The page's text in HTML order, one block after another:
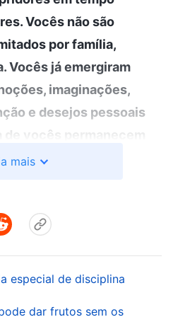
Vocês não são
por família,
Vocês já emergiram
imaginações,
e desejos pessoais
de vocês permanecem
original. Então, em
vários tipos de
cada um de vocês
mais
especial de disciplina
dar frutos sem os